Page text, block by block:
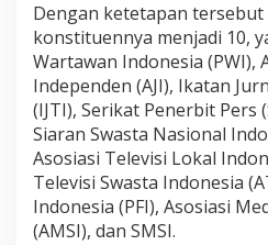
Dengan ketetapan
konstituennya menjadi 10,
Wartawan Indonesia (PWI),
Independen (AJI), Ikatan
(IJTI), Serikat Penerbit Pers
Siaran Swasta Nasional
Asosiasi Televisi Lokal
Televisi Swasta Indonesia
Indonesia (PFI), Asosiasi
(AMSI), dan SMSI.